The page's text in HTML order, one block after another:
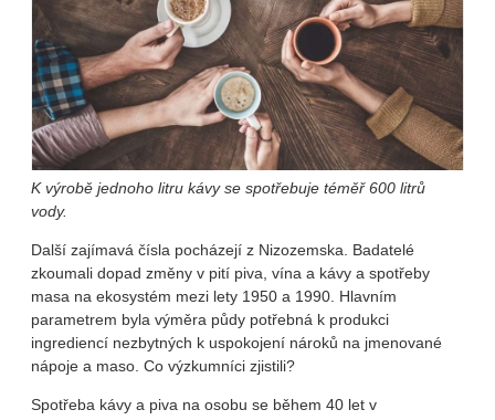
K výrobě jednoho litru kávy se spotřebuje téměř 600 litrů
vody.
Další zajímavá čísla pocházejí z Nizozemska. Badatelé
zkoumali dopad změny v pití piva, vína a kávy a spotřeby
masa na ekosystém mezi lety 1950 a 1990. Hlavním
parametrem byla výměra půdy potřebná k produkci
ingrediencí nezbytných k uspokojení nároků na jmenované
nápoje a maso. Co výzkumníci zjistili?
Spotřeba kávy a piva na osobu se během 40 let v